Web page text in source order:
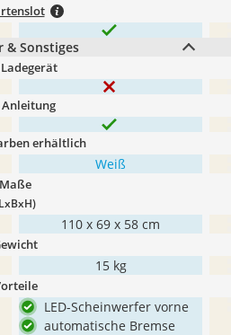
& Sonstiges
erhältlich
Weiß
Maße
‎110 x 69 x 58 cm
15 kg
LED-Scheinwerfer vorne
automatische Bremse